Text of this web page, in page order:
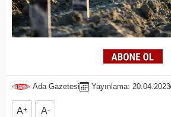
Ada Gazetesi Yayınlama: 20.04.2023
A+ A-